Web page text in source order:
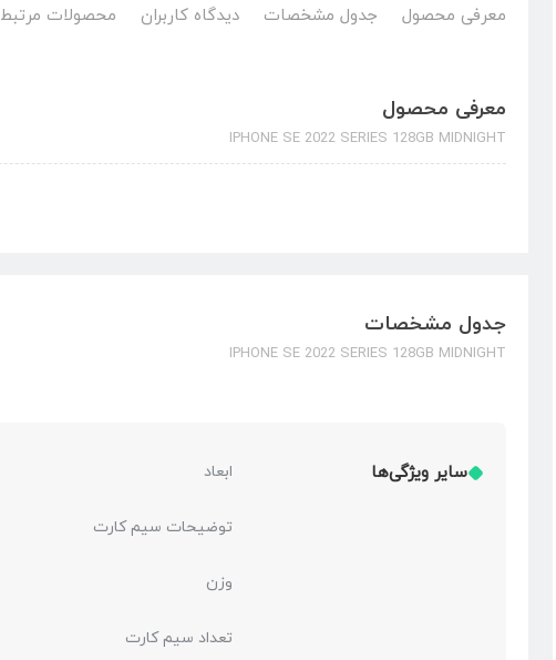
معرفی محصول جدول مشخصات دیدگاه کاربران محصولات مرتبط
معرفی محصول
IPHONE SE 2022 SERIES 128GB MIDNIGHT
جدول مشخصات
IPHONE SE 2022 SERIES 128GB MIDNIGHT
سایر ویژگی‌ها ابعاد
توضیحات سیم کارت
وزن
تعداد سیم کارت